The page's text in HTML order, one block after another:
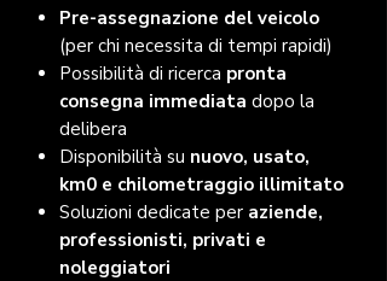
Pre-assegnazione del veicolo
(per chi necessita di tempi rapidi)
Possibilità di ricerca pronta
consegna immediata dopo la
delibera
Disponibilità su nuovo, usato,
km0 e chilometraggio illimitato
Soluzioni dedicate per aziende,
professionisti, privati e
noleggiatori